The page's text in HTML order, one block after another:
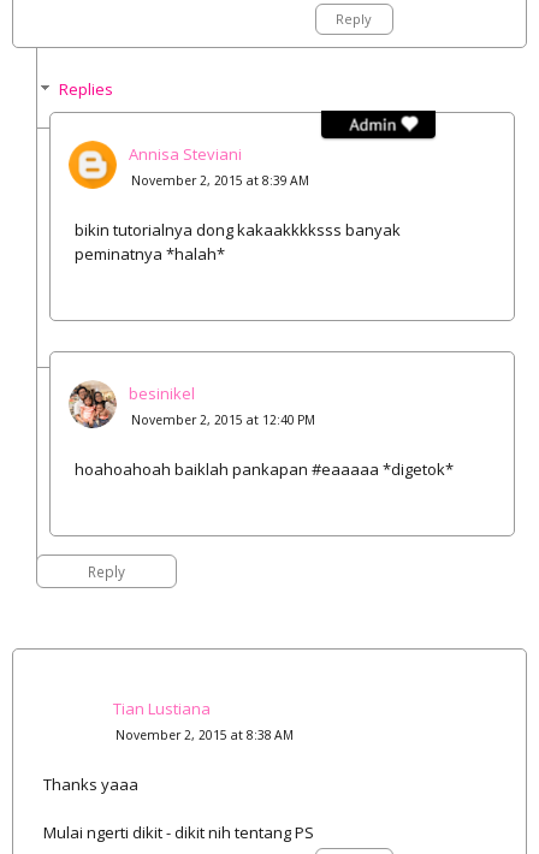
Reply
Replies
Annisa Steviani
November 2, 2015 at 8:39 AM
bikin tutorialnya dong kakaakkkksss banyak
peminatnya *halah*
besinikel
November 2, 2015 at 12:40 PM
hoahoahoah baiklah pankapan #eaaaaa *digetok*
Reply
Tian Lustiana
November 2, 2015 at 8:38 AM
Thanks yaaa
Mulai ngerti dikit - dikit nih tentang PS